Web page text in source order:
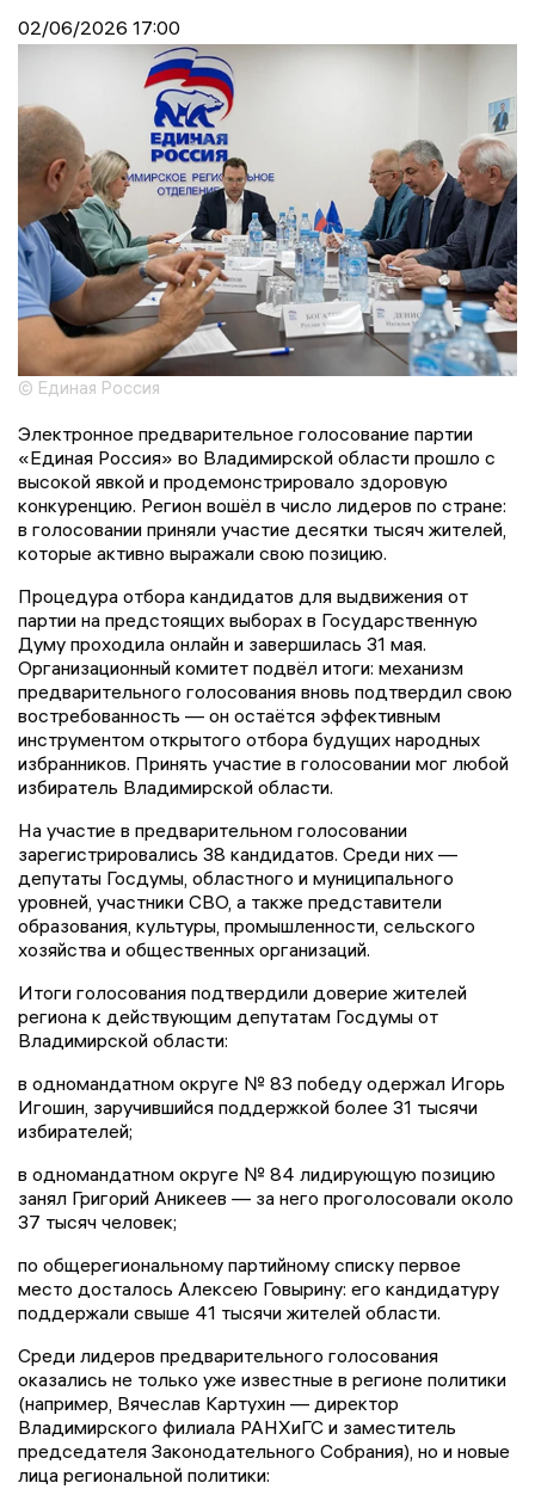
02/06/2026 17:00
© Единая Россия
Электронное предварительное голосование партии
«Единая Россия» во Владимирской области прошло с
высокой явкой и продемонстрировало здоровую
конкуренцию. Регион вошёл в число лидеров по стране:
в голосовании приняли участие десятки тысяч жителей,
которые активно выражали свою позицию.
Процедура отбора кандидатов для выдвижения от
партии на предстоящих выборах в Государственную
Думу проходила онлайн и завершилась 31 мая.
Организационный комитет подвёл итоги: механизм
предварительного голосования вновь подтвердил свою
востребованность — он остаётся эффективным
инструментом открытого отбора будущих народных
избранников. Принять участие в голосовании мог любой
избиратель Владимирской области.
На участие в предварительном голосовании
зарегистрировались 38 кандидатов. Среди них —
депутаты Госдумы, областного и муниципального
уровней, участники СВО, а также представители
образования, культуры, промышленности, сельского
хозяйства и общественных организаций.
Итоги голосования подтвердили доверие жителей
региона к действующим депутатам Госдумы от
Владимирской области:
в одномандатном округе № 83 победу одержал Игорь
Игошин, заручившийся поддержкой более 31 тысячи
избирателей;
в одномандатном округе № 84 лидирующую позицию
занял Григорий Аникеев — за него проголосовали около
37 тысяч человек;
по общерегиональному партийному списку первое
место досталось Алексею Говырину: его кандидатуру
поддержали свыше 41 тысячи жителей области.
Среди лидеров предварительного голосования
оказались не только уже известные в регионе политики
(например, Вячеслав Картухин — директор
Владимирского филиала РАНХиГС и заместитель
председателя Законодательного Собрания), но и новые
лица региональной политики: